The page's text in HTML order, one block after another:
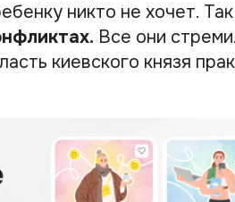
никто не хочет. Так
Все они
киевского князя